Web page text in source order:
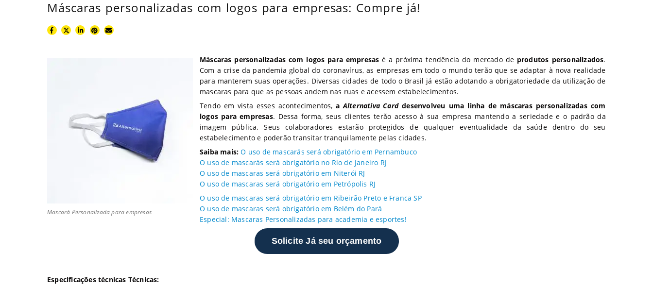
Máscaras personalizadas com logos para empresas: Compre já!
Mascará Personalizada para empresas
Máscaras personalizadas com logos para empresas é a próxima tendência do mercado de produtos personalizados.
Com a crise da pandemia global do coronavírus, as empresas em todo o mundo terão que se adaptar à nova realidade
para manterem suas operações. Diversas cidades de todo o Brasil já estão adotando a obrigatoriedade da utilização de
mascaras para que as pessoas andem nas ruas e acessem estabelecimentos.
Tendo em vista esses acontecimentos,aAlternativa Carddesenvolveu uma linha de máscaras personalizadas com
logos para empresas. Dessa forma, seus clientes terão acesso à sua empresa mantendo a seriedade e o padrão da
imagem pública. Seus colaboradores estarão protegidos de qualquer eventualidade da saúde dentro do seu
estabelecimento e poderão transitar tranquilamente pelas cidades.
Saiba mais: O uso de mascarás será obrigatório em Pernambuco
O uso de mascarás será obrigatório no Rio de Janeiro RJ
O uso de mascaras será obrigatório em Niterói RJ
O uso de mascaras será obrigatório em Petrópolis RJ
O uso de mascaras será obrigatório em Ribeirão Preto e Franca SP
O uso de mascaras será obrigatório em Belém do Pará
Especial: Mascaras Personalizadas para academia e esportes!
Solicite Já seu orçamento
Especificações técnicas Técnicas: